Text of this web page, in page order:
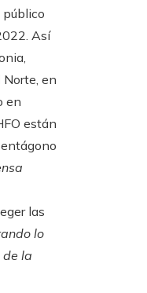
público
Así
en
en
están
las
lo
la